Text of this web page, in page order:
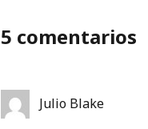
5 comentarios
Julio Blake